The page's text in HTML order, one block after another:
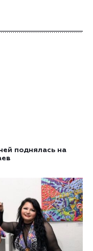
поднялась на